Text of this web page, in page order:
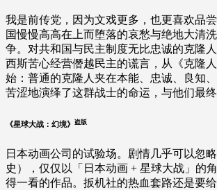
我是前传党，因为文戏更多，也更喜欢品
国慢慢高高在上而堕落的哀愁与绝地大清
争。对共和国与民主制度无比忠诚的克隆
西斯苦心经营僭越民主的谎言，从《克隆
始：普通的克隆人夹在本能、忠诚、良知
苦涩地演绎了这群战士的命运，与他们最终
《星球大战：幻境》 盗版
日本动画公司的试验场。剧情几乎可以忽
史），仅仅以「日本动画 + 星球大战」的
得一看的作品。扳机社的热血套路还是要